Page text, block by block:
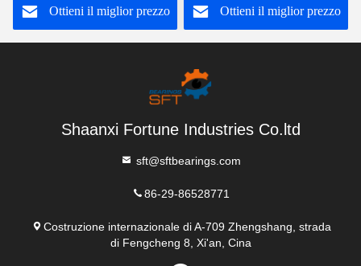
Dimensioni 25*52*15mm
Ottieni il miglior prezzo
Ottieni il miglior prezzo
Shaanxi Fortune Industries Co.ltd
sft@sftbearings.com
86-29-86528771
Costruzione internazionale di A-709 Zhengshang, strada
di Fengcheng 8, Xi'an, Cina